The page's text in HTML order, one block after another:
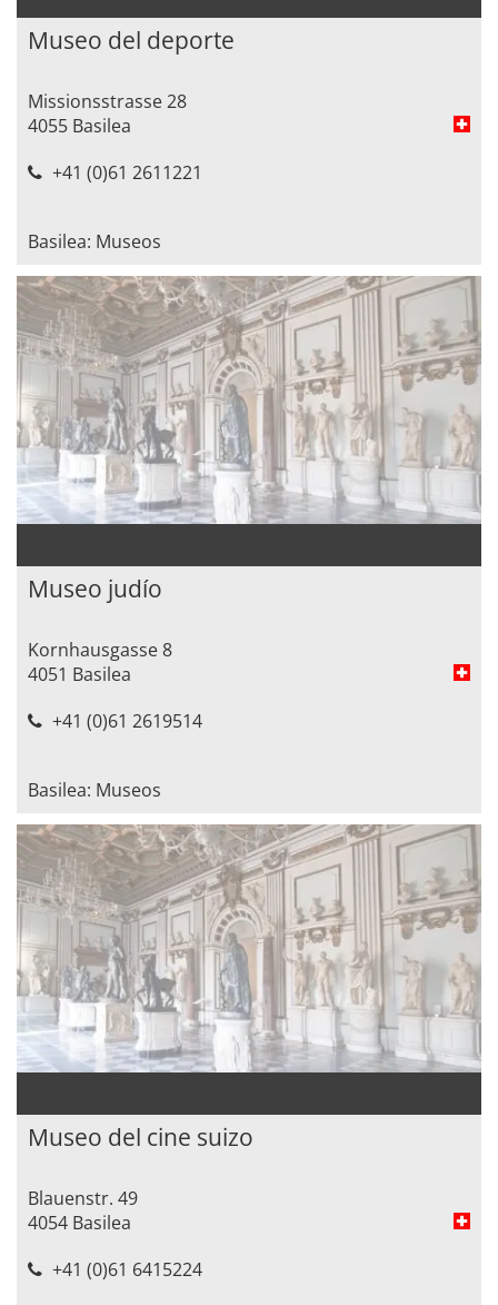
Museo del deporte
Missionsstrasse 28
4055 Basilea
+41 (0)61 2611221
Basilea: Museos
Museo judío
Kornhausgasse 8
4051 Basilea
+41 (0)61 2619514
Basilea: Museos
Museo del cine suizo
Blauenstr. 49
4054 Basilea
+41 (0)61 6415224